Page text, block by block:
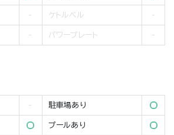
ケトルベル
パワープレート
駐車場あり
プールあり